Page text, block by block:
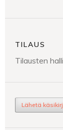
TILAUS
Tilausten
Lähetä